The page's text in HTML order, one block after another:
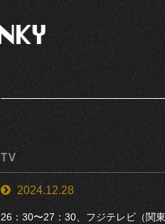
TV
2024.12.28
26：30〜27：30、フジテレビ（関